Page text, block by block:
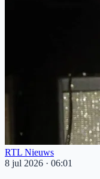
RTL Nieuws
8 jul 2026 · 06:01